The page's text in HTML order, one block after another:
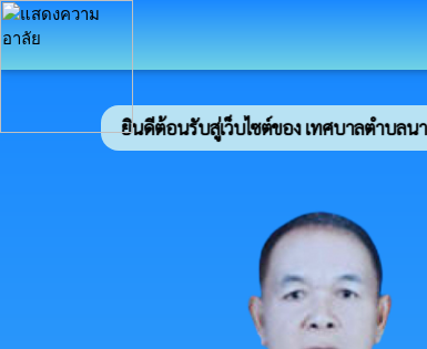
ยินดีต้อนรับสู่เว็บไซต์ของ เทศบาลตำบลนาทัน